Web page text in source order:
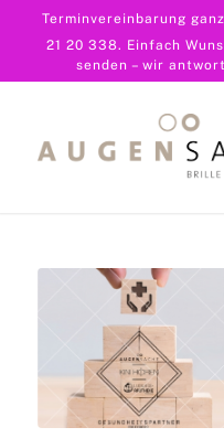
Terminvereinbarung
21 20 338. Einfach
senden – wir